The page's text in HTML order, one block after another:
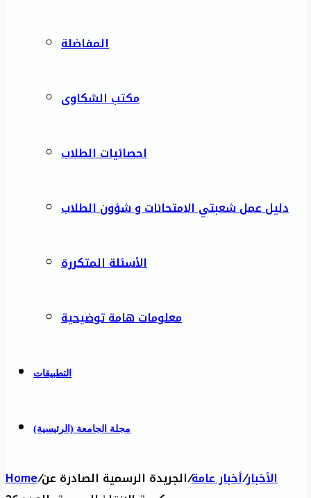
المفاضلة
مكتب الشكاوى
احصائيات الطلاب
دليل عمل شعبتي الامتحانات و شؤون الطلاب
الأسئلة المتكررة
معلومات هامة توضيحية
التطبيقات
مجلة الجامعة (الرئيسية)
Home/ الأخبار/أخبار عامة/الجريدة الرسمية الصادرة عن